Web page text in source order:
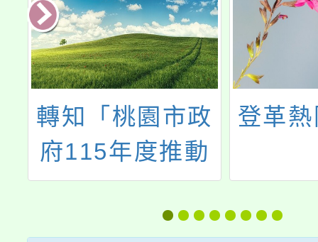
轉知「桃園市政
府115年度推動
家庭暴力、性侵
害及性騷擾防治
登革